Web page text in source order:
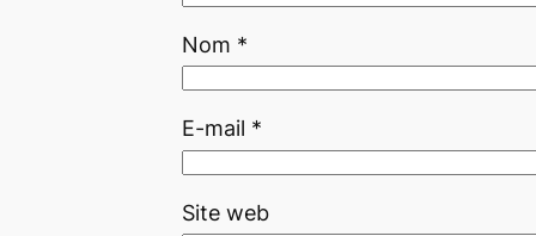
Nom *
E-mail *
Site web